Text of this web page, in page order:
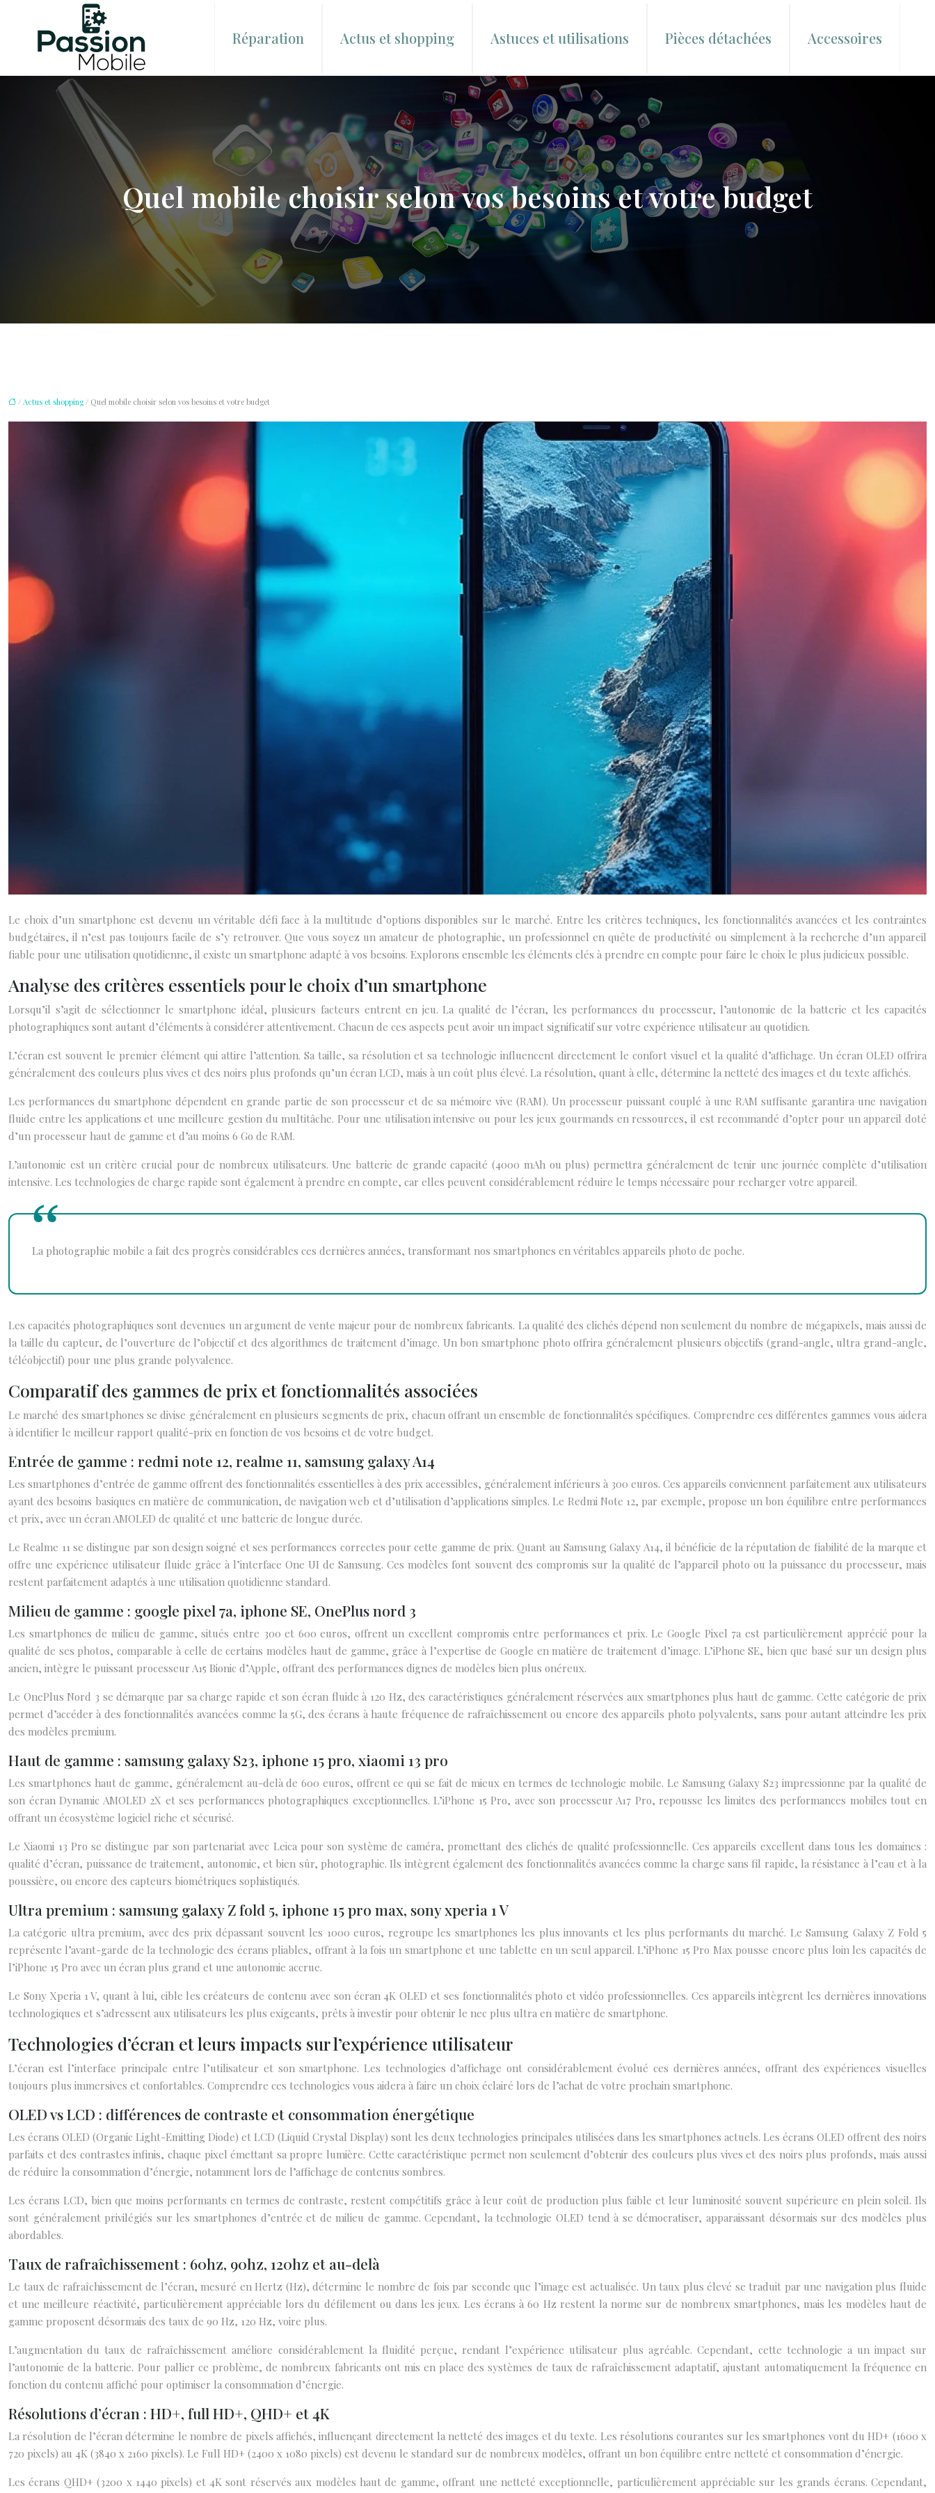
Réparation Actus et shopping Astuces et utilisations Pièces détachées Accessoires
Quel mobile choisir selon vos besoins et votre budget
/ Actus et shopping/ Quel mobile choisir selon vos besoins et votre budget
Le choix d’un smartphone est devenu un véritable défi face à la multitude d’options disponibles sur le marché. Entre les critères techniques, les fonctionnalités avancées et les contraintes
budgétaires, il n’est pas toujours facile de s’y retrouver. Que vous soyez un amateur de photographie, un professionnel en quête de productivité ou simplement à la recherche d’un appareil
fiable pour une utilisation quotidienne, il existe un smartphone adapté à vos besoins. Explorons ensemble les éléments clés à prendre en compte pour faire le choix le plus judicieux possible.
Analyse des critères essentiels pour le choix d’un smartphone
Lorsqu’il s’agit de sélectionner le smartphone idéal, plusieurs facteurs entrent en jeu. La qualité de l’écran, les performances du processeur, l’autonomie de la batterie et les capacités
photographiques sont autant d’éléments à considérer attentivement. Chacun de ces aspects peut avoir un impact significatif sur votre expérience utilisateur au quotidien.
L’écran est souvent le premier élément qui attire l’attention. Sa taille, sa résolution et sa technologie influencent directement le confort visuel et la qualité d’affichage. Un écran OLED offrira
généralement des couleurs plus vives et des noirs plus profonds qu’un écran LCD, mais à un coût plus élevé. La résolution, quant à elle, détermine la netteté des images et du texte affichés.
Les performances du smartphone dépendent en grande partie de son processeur et de sa mémoire vive (RAM). Un processeur puissant couplé à une RAM suffisante garantira une navigation
fluide entre les applications et une meilleure gestion du multitâche. Pour une utilisation intensive ou pour les jeux gourmands en ressources, il est recommandé d’opter pour un appareil doté
d’un processeur haut de gamme et d’au moins 6 Go de RAM.
L’autonomie est un critère crucial pour de nombreux utilisateurs. Une batterie de grande capacité (4000 mAh ou plus) permettra généralement de tenir une journée complète d’utilisation
intensive. Les technologies de charge rapide sont également à prendre en compte, car elles peuvent considérablement réduire le temps nécessaire pour recharger votre appareil.
La photographie mobile a fait des progrès considérables ces dernières années, transformant nos smartphones en véritables appareils photo de poche.
Les capacités photographiques sont devenues un argument de vente majeur pour de nombreux fabricants. La qualité des clichés dépend non seulement du nombre de mégapixels, mais aussi de
la taille du capteur, de l’ouverture de l’objectif et des algorithmes de traitement d’image. Un bon smartphone photo offrira généralement plusieurs objectifs (grand-angle, ultra grand-angle,
téléobjectif) pour une plus grande polyvalence.
Comparatif des gammes de prix et fonctionnalités associées
Le marché des smartphones se divise généralement en plusieurs segments de prix, chacun offrant un ensemble de fonctionnalités spécifiques. Comprendre ces différentes gammes vous aidera
à identifier le meilleur rapport qualité-prix en fonction de vos besoins et de votre budget.
Entrée de gamme : redmi note 12, realme 11, samsung galaxy A14
Les smartphones d’entrée de gamme offrent des fonctionnalités essentielles à des prix accessibles, généralement inférieurs à 300 euros. Ces appareils conviennent parfaitement aux utilisateurs
ayant des besoins basiques en matière de communication, de navigation web et d’utilisation d’applications simples. Le Redmi Note 12, par exemple, propose un bon équilibre entre performances
et prix, avec un écran AMOLED de qualité et une batterie de longue durée.
Le Realme 11 se distingue par son design soigné et ses performances correctes pour cette gamme de prix. Quant au Samsung Galaxy A14, il bénéficie de la réputation de fiabilité de la marque et
offre une expérience utilisateur fluide grâce à l’interface One UI de Samsung. Ces modèles font souvent des compromis sur la qualité de l’appareil photo ou la puissance du processeur, mais
restent parfaitement adaptés à une utilisation quotidienne standard.
Milieu de gamme : google pixel 7a, iphone SE, OnePlus nord 3
Les smartphones de milieu de gamme, situés entre 300 et 600 euros, offrent un excellent compromis entre performances et prix. Le Google Pixel 7a est particulièrement apprécié pour la
qualité de ses photos, comparable à celle de certains modèles haut de gamme, grâce à l’expertise de Google en matière de traitement d’image. L’iPhone SE, bien que basé sur un design plus
ancien, intègre le puissant processeur A15 Bionic d’Apple, offrant des performances dignes de modèles bien plus onéreux.
Le OnePlus Nord 3 se démarque par sa charge rapide et son écran fluide à 120 Hz, des caractéristiques généralement réservées aux smartphones plus haut de gamme. Cette catégorie de prix
permet d’accéder à des fonctionnalités avancées comme la 5G, des écrans à haute fréquence de rafraîchissement ou encore des appareils photo polyvalents, sans pour autant atteindre les prix
des modèles premium.
Haut de gamme : samsung galaxy S23, iphone 15 pro, xiaomi 13 pro
Les smartphones haut de gamme, généralement au-delà de 600 euros, offrent ce qui se fait de mieux en termes de technologie mobile. Le Samsung Galaxy S23 impressionne par la qualité de
son écran Dynamic AMOLED 2X et ses performances photographiques exceptionnelles. L’iPhone 15 Pro, avec son processeur A17 Pro, repousse les limites des performances mobiles tout en
offrant un écosystème logiciel riche et sécurisé.
Le Xiaomi 13 Pro se distingue par son partenariat avec Leica pour son système de caméra, promettant des clichés de qualité professionnelle. Ces appareils excellent dans tous les domaines :
qualité d’écran, puissance de traitement, autonomie, et bien sûr, photographie. Ils intègrent également des fonctionnalités avancées comme la charge sans fil rapide, la résistance à l’eau et à la
poussière, ou encore des capteurs biométriques sophistiqués.
Ultra premium : samsung galaxy Z fold 5, iphone 15 pro max, sony xperia 1 V
La catégorie ultra premium, avec des prix dépassant souvent les 1000 euros, regroupe les smartphones les plus innovants et les plus performants du marché. Le Samsung Galaxy Z Fold 5
représente l’avant-garde de la technologie des écrans pliables, offrant à la fois un smartphone et une tablette en un seul appareil. L’iPhone 15 Pro Max pousse encore plus loin les capacités de
l’iPhone 15 Pro avec un écran plus grand et une autonomie accrue.
Le Sony Xperia 1 V, quant à lui, cible les créateurs de contenu avec son écran 4K OLED et ses fonctionnalités photo et vidéo professionnelles. Ces appareils intègrent les dernières innovations
technologiques et s’adressent aux utilisateurs les plus exigeants, prêts à investir pour obtenir le nec plus ultra en matière de smartphone.
Technologies d’écran et leurs impacts sur l’expérience utilisateur
L’écran est l’interface principale entre l’utilisateur et son smartphone. Les technologies d’affichage ont considérablement évolué ces dernières années, offrant des expériences visuelles
toujours plus immersives et confortables. Comprendre ces technologies vous aidera à faire un choix éclairé lors de l’achat de votre prochain smartphone.
OLED vs LCD : différences de contraste et consommation énergétique
Les écrans OLED (Organic Light-Emitting Diode) et LCD (Liquid Crystal Display) sont les deux technologies principales utilisées dans les smartphones actuels. Les écrans OLED offrent des noirs
parfaits et des contrastes infinis, chaque pixel émettant sa propre lumière. Cette caractéristique permet non seulement d’obtenir des couleurs plus vives et des noirs plus profonds, mais aussi
de réduire la consommation d’énergie, notamment lors de l’affichage de contenus sombres.
Les écrans LCD, bien que moins performants en termes de contraste, restent compétitifs grâce à leur coût de production plus faible et leur luminosité souvent supérieure en plein soleil. Ils
sont généralement privilégiés sur les smartphones d’entrée et de milieu de gamme. Cependant, la technologie OLED tend à se démocratiser, apparaissant désormais sur des modèles plus
abordables.
Taux de rafraîchissement : 60hz, 90hz, 120hz et au-delà
Le taux de rafraîchissement de l’écran, mesuré en Hertz (Hz), détermine le nombre de fois par seconde que l’image est actualisée. Un taux plus élevé se traduit par une navigation plus fluide
et une meilleure réactivité, particulièrement appréciable lors du défilement ou dans les jeux. Les écrans à 60 Hz restent la norme sur de nombreux smartphones, mais les modèles haut de
gamme proposent désormais des taux de 90 Hz, 120 Hz, voire plus.
L’augmentation du taux de rafraîchissement améliore considérablement la fluidité perçue, rendant l’expérience utilisateur plus agréable. Cependant, cette technologie a un impact sur
l’autonomie de la batterie. Pour pallier ce problème, de nombreux fabricants ont mis en place des systèmes de taux de rafraîchissement adaptatif, ajustant automatiquement la fréquence en
fonction du contenu affiché pour optimiser la consommation d’énergie.
Résolutions d’écran : HD+, full HD+, QHD+ et 4K
La résolution de l’écran détermine le nombre de pixels affichés, influençant directement la netteté des images et du texte. Les résolutions courantes sur les smartphones vont du HD+ (1600 x
720 pixels) au 4K (3840 x 2160 pixels). Le Full HD+ (2400 x 1080 pixels) est devenu le standard sur de nombreux modèles, offrant un bon équilibre entre netteté et consommation d’énergie.
Les écrans QHD+ (3200 x 1440 pixels) et 4K sont réservés aux modèles haut de gamme, offrant une netteté exceptionnelle, particulièrement appréciable sur les grands écrans. Cependant,